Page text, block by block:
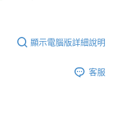
顯示電腦版詳細說明
客服